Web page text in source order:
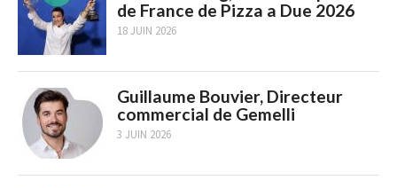
de France de Pizza a Due 2026
18 JUIN 2026
Guillaume Bouvier, Directeur
commercial de Gemelli
3 JUIN 2026